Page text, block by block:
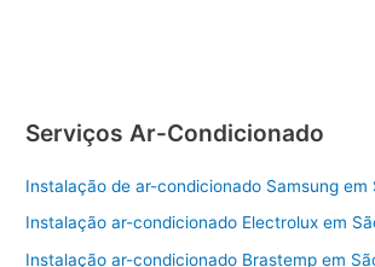
Serviços Ar-Condicionado
Instalação de ar-condicionado Samsung em
Instalação ar-condicionado Electrolux em
Instalação ar-condicionado Brastemp em